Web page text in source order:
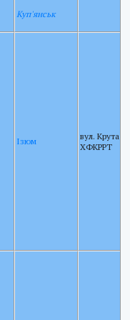
Куп'янськ
Ізюм
вул. Крута
ХФКРРТ